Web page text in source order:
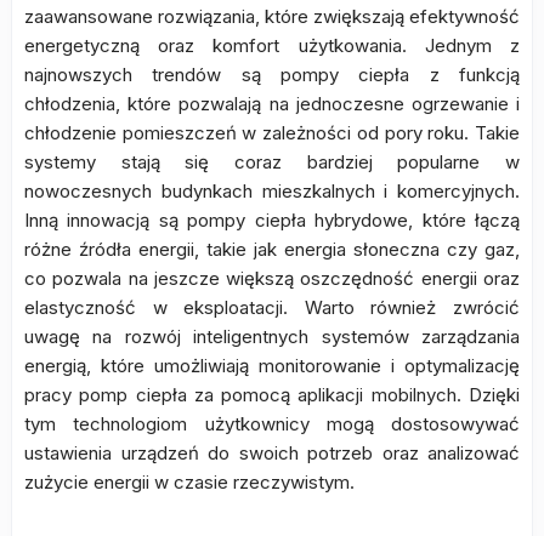
zaawansowane rozwiązania, które zwiększają efektywność
energetyczną oraz komfort użytkowania. Jednym z
najnowszych trendów są pompy ciepła z funkcją
chłodzenia, które pozwalają na jednoczesne ogrzewanie i
chłodzenie pomieszczeń w zależności od pory roku. Takie
systemy stają się coraz bardziej popularne w
nowoczesnych budynkach mieszkalnych i komercyjnych.
Inną innowacją są pompy ciepła hybrydowe, które łączą
różne źródła energii, takie jak energia słoneczna czy gaz,
co pozwala na jeszcze większą oszczędność energii oraz
elastyczność w eksploatacji. Warto również zwrócić
uwagę na rozwój inteligentnych systemów zarządzania
energią, które umożliwiają monitorowanie i optymalizację
pracy pomp ciepła za pomocą aplikacji mobilnych. Dzięki
tym technologiom użytkownicy mogą dostosowywać
ustawienia urządzeń do swoich potrzeb oraz analizować
zużycie energii w czasie rzeczywistym.